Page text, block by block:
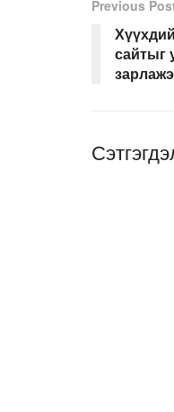
Previous
сайтыг